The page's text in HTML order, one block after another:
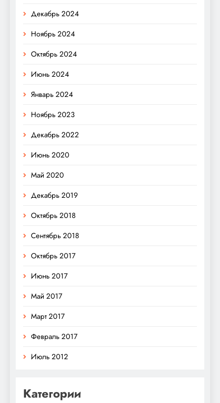
Декабрь 2024
Ноябрь 2024
Октябрь 2024
Июнь 2024
Январь 2024
Ноябрь 2023
Декабрь 2022
Июнь 2020
Май 2020
Декабрь 2019
Октябрь 2018
Сентябрь 2018
Октябрь 2017
Июнь 2017
Май 2017
Март 2017
Февраль 2017
Июль 2012
Категории